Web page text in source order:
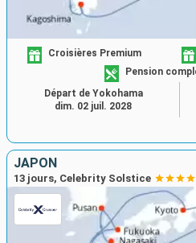
Croisières Premium
Pension
Départ de Yokohama
dim. 02 juil. 2028
JAPON
13 jours, Celebrity Solstice